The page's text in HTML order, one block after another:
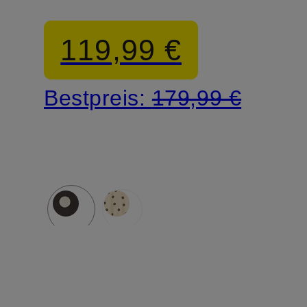
119,99 €
Bestpreis: 179,99 €